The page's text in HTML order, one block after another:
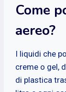
Come
aereo?
I liquidi che
creme o gel,
di plastica